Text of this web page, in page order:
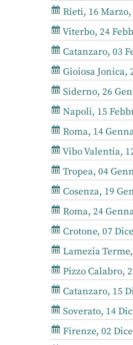
Rieti, 16 Marzo,
Viterbo, 24
Catanzaro, 03
Gioiosa Jonica,
Siderno, 26
Napoli, 15
Roma, 14
Vibo Valentia,
Tropea, 04
Cosenza, 19
Roma, 24
Crotone, 07
Lamezia
Pizzo Calabro,
Catanzaro, 15
Soverato, 14
Firenze, 02